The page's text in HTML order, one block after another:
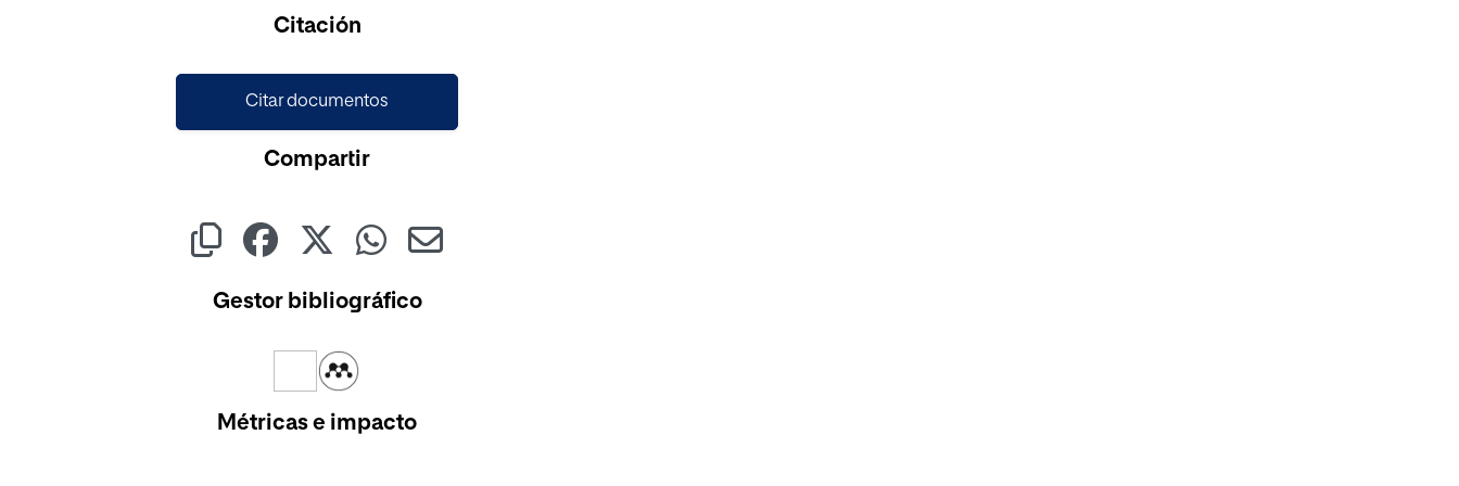
Citación
Citar documentos
Compartir
Gestor bibliográfico
Métricas e impacto